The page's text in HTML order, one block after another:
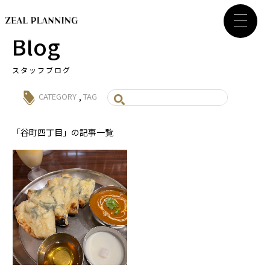
Blog
スタッフブログ
CATEGORY ,TAG
「谷町四丁目」の記事一覧